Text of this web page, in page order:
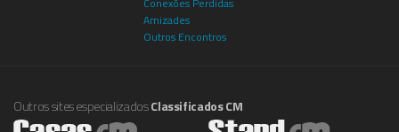
Amizades
Outros Encontros
Outros sites especializadosClassificados CM